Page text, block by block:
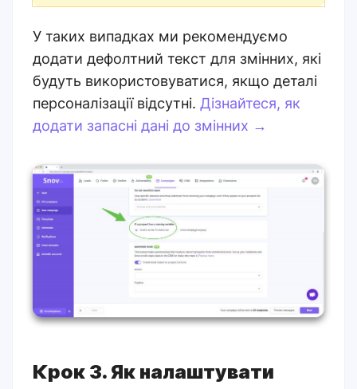
У таких випадках ми рекомендуємо
додати дефолтний текст для змінних, які
будуть використовуватися, якщо деталі
персоналізації відсутні. Дізнайтеся, як
додати запасні дані до змінних →
Крок 3. Як налаштувати